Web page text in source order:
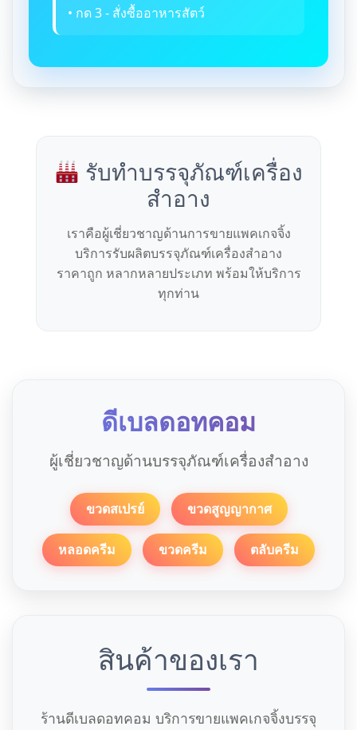
• กด 3 - สั่งซื้ออาหารสัตว์
รับทำบรรจุภัณฑ์เครื่อง
สำอาง
เราคือผู้เชี่ยวชาญด้านการขายแพคเกจจิ้ง
บริการรับผลิตบรรจุภัณฑ์เครื่องสำอาง
ราคาถูก หลากหลายประเภท พร้อมให้บริการ
ทุกท่าน
ดีเบลดอทคอม
ผู้เชี่ยวชาญด้านบรรจุภัณฑ์เครื่องสำอาง
ขวดสเปรย์ ขวดสูญญากาศ
หลอดครีม ขวดครีม ตลับครีม
สินค้าของเรา
ร้านดีเบลดอทคอม บริการขายแพคเกจจิ้งบรรจุ